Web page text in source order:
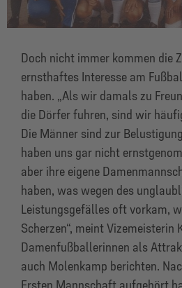
Doch nicht immer kommen die
ernsthaftes Interesse am
haben. „Als wir damals zu
die Dörfer fuhren, sind wir
Die Männer sind zur
haben uns gar nicht
aber ihre eigene
haben, was wegen des
Leistungsgefälles oft vorkam,
Scherzen“, meint Vizemeisterin
Damenfußballerinnen als
auch Molenkamp berichten.